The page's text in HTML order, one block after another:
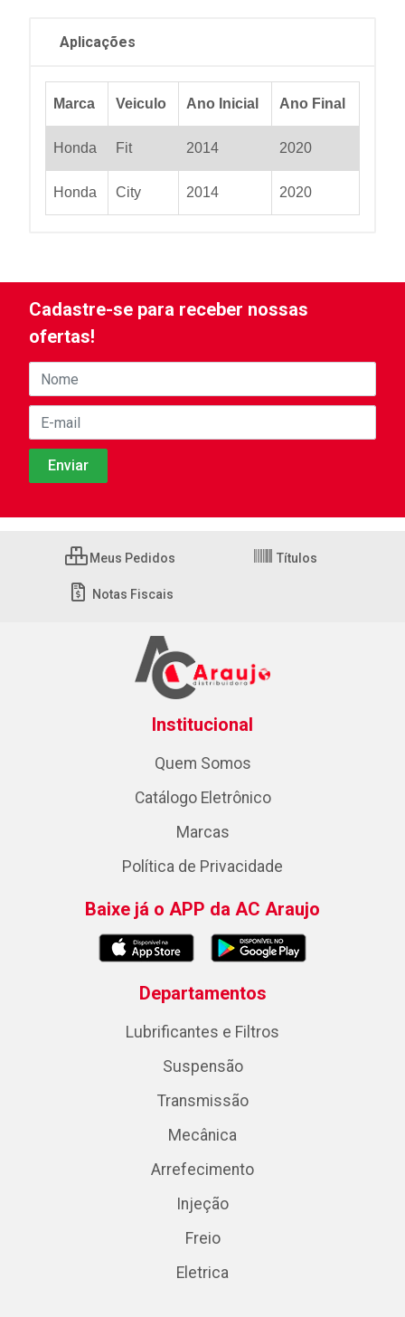
Aplicações
Marca Veiculo Ano Inicial Ano Final
Honda Fit 2014 2020
Honda City 2014 2020
Cadastre-se para receber nossas
ofertas!
Meus Pedidos Títulos
Notas Fiscais
Institucional
Quem Somos
Catálogo Eletrônico
Marcas
Política de Privacidade
Baixe já o APP da AC Araujo
Departamentos
Lubrificantes e Filtros
Suspensão
Transmissão
Mecânica
Arrefecimento
Injeção
Freio
Eletrica